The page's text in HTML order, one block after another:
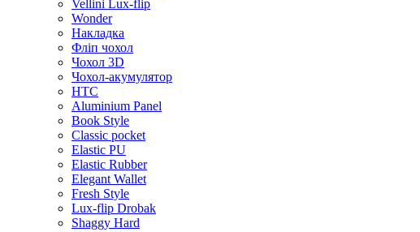
Vellini Lux-flip
Wonder
Накладка
Фліп чохол
Чохол 3D
Чохол-акумулятор
HTC
Aluminium Panel
Book Style
Classic pocket
Elastic PU
Elastic Rubber
Elegant Wallet
Fresh Style
Lux-flip Drobak
Shaggy Hard